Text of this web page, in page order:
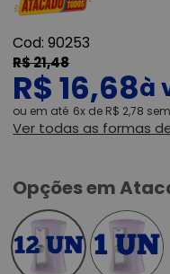
90253
R$ 21,48
R$ 16,68
ou 6x de R$ 2,78
Ver todas as formas
Opções em